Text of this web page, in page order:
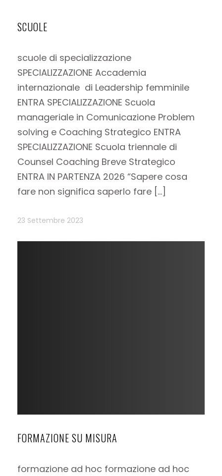
SCUOLE
scuole di specializzazione
SPECIALIZZAZIONE Accademia
internazionale di Leadership femminile
ENTRA SPECIALIZZAZIONE Scuola
manageriale in Comunicazione Problem
solving e Coaching Strategico ENTRA
SPECIALIZZAZIONE Scuola triennale di
Counsel Coaching Breve Strategico
ENTRA IN PARTENZA 2026 “Sapere cosa
fare non significa saperlo fare […]
23 Settembre 2023
FORMAZIONE SU MISURA
formazione ad hoc formazione ad hoc